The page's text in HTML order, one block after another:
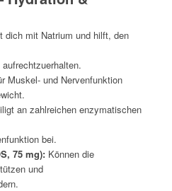
dich mit Natrium und hilft, den
Muskel- und Nervenfunktion
an zahlreichen enzymatischen
bei.
75 mg):Können die
und